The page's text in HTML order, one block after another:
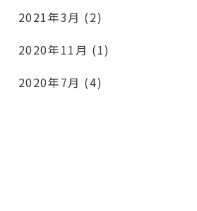
2021年3月 (2)
2020年11月 (1)
2020年7月 (4)